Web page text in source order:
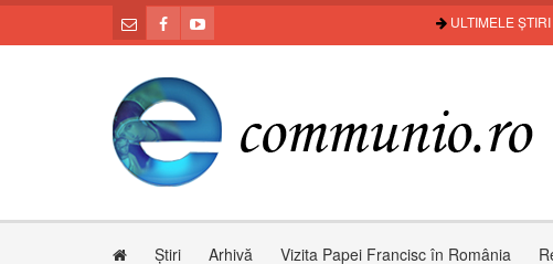
ULTIMELE ȘTIRI
Știri Arhivă Vizita Papei Francisc în România